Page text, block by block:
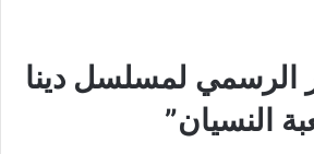
الرسمي لمسلسل دينا
النسيان​”